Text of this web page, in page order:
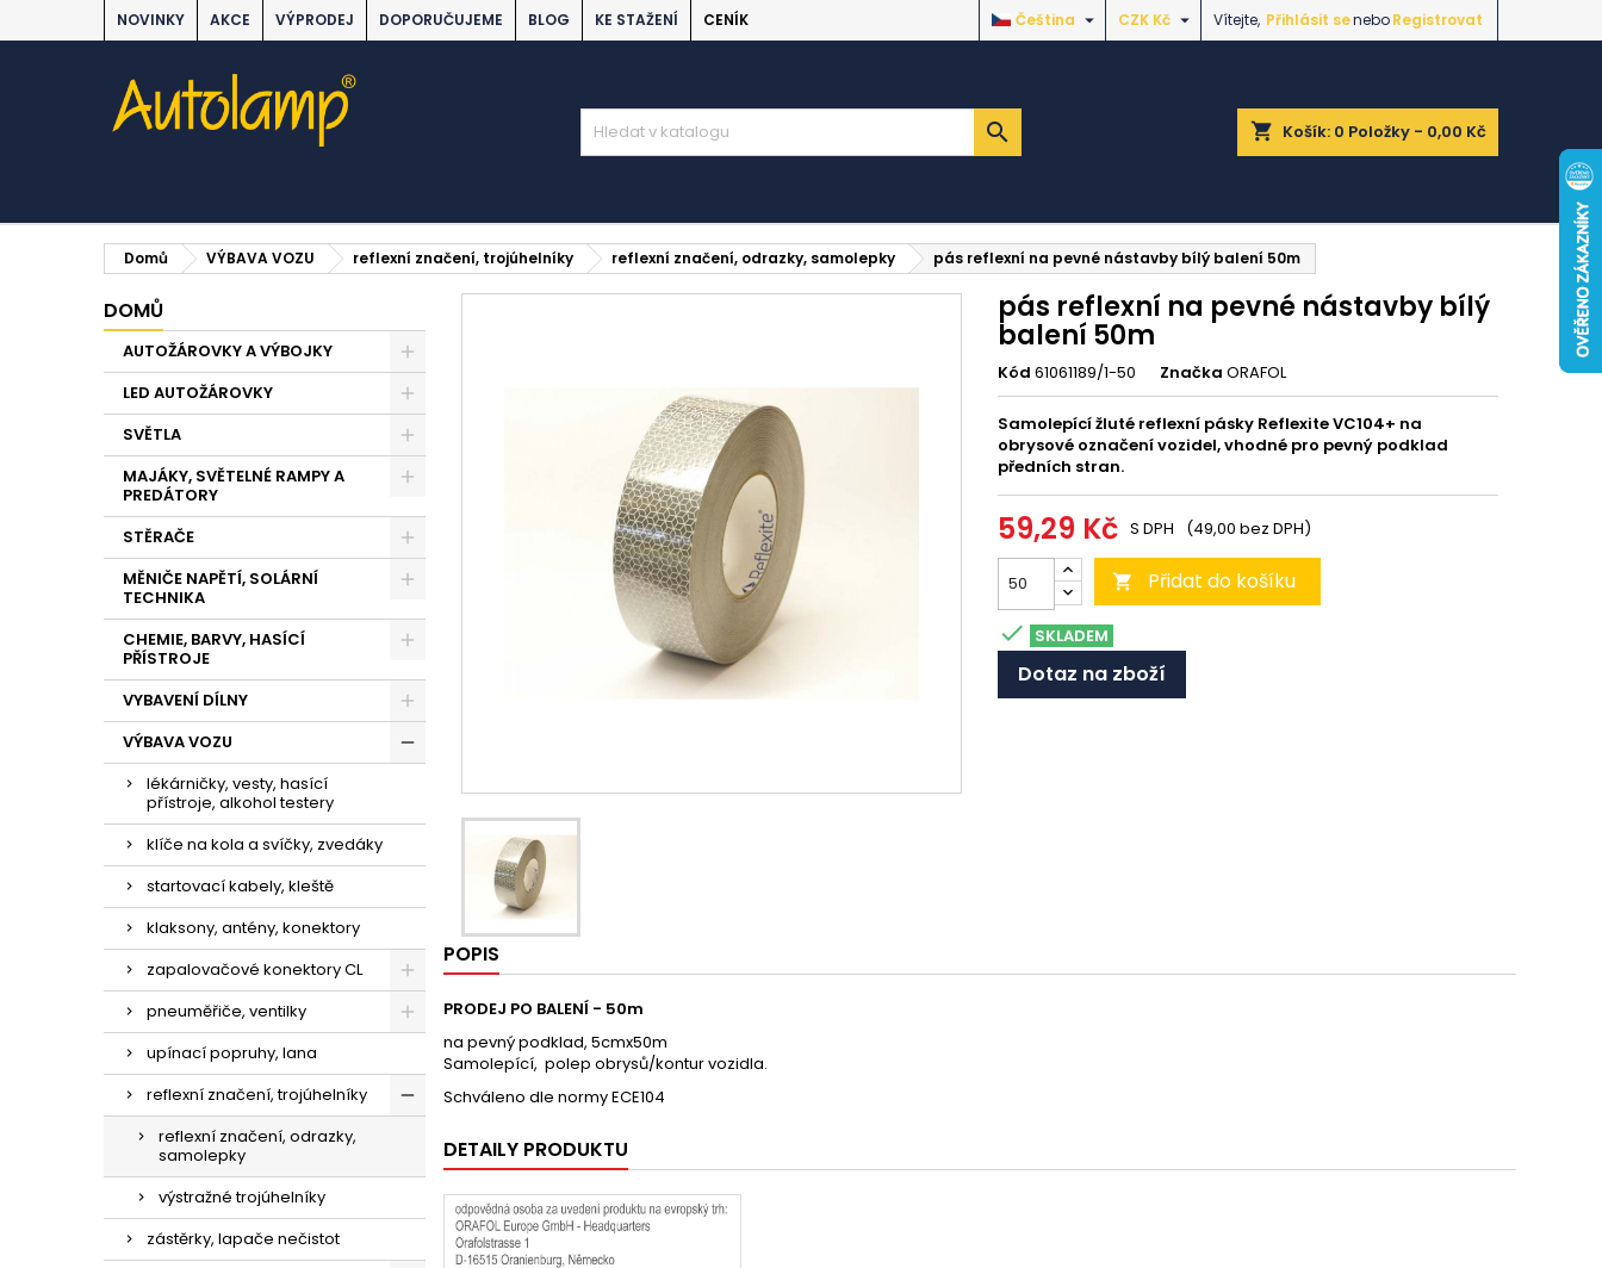
NOVINKY AKCE VÝPRODEJ DOPORUČUJEME BLOG KE STAŽENÍ CENÍK Vítejte, Přihlásit seneboRegistrovat
CZK Kč 
Čeština 
shopping_cart Košík: 0 Položky - 0,00 Kč

Domů VÝBAVA VOZU reflexní značení, trojúhelníky reflexní značení, odrazky, samolepky pás reflexní na pevné nástavby bílý balení 50m
DOMŮ
AUTOŽÁROVKY A VÝBOJKY
LED AUTOŽÁROVKY
SVĚTLA
MAJÁKY, SVĚTELNÉ RAMPY A
PREDÁTORY
STĚRAČE
MĚNIČE NAPĚTÍ, SOLÁRNÍ
TECHNIKA
CHEMIE, BARVY, HASÍCÍ
PŘÍSTROJE
VYBAVENÍ DÍLNY
VÝBAVA VOZU
lékárničky, vesty, hasící
přístroje, alkohol testery
klíče na kola a svíčky, zvedáky
startovací kabely, kleště
klaksony, antény, konektory
zapalovačové konektory CL
pneuměřiče, ventilky
upínací popruhy, lana
reflexní značení, trojúhelníky
reflexní značení, odrazky,
samolepky
výstražné trojúhelníky
zástěrky, lapače nečistot
pás reflexní na pevné nástavby bílý
balení 50m
Kód 61061189/1-50 Značka ORAFOL
Samolepící žluté reflexní pásky Reflexite VC104+ na
obrysové označení vozidel, vhodné pro pevný podklad
předních stran.
59,29 Kč S DPH (49,00 bez DPH)
 Přidat do košíku
 SKLADEM
Dotaz na zboží
POPIS
PRODEJ PO BALENÍ - 50m
na pevný podklad, 5cmx50m
Samolepící, polep obrysů/kontur vozidla.
Schváleno dle normy ECE104
DETAILY PRODUKTU